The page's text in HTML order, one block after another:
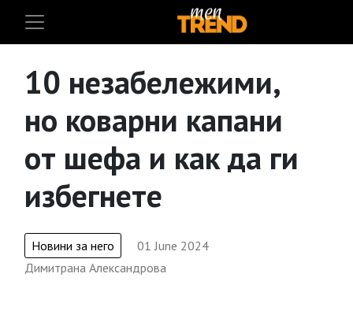
10 незабележими,
но коварни капани
от шефа и как да ги
избегнете
Новини за него
01 June 2024
Димитрана Александрова